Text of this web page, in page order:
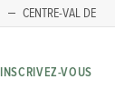
CENTRE-VAL DE
INSCRIVEZ-VOUS